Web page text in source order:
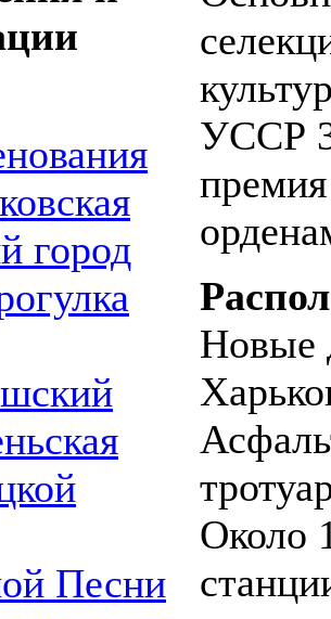
город
Песни
УССР
Новые
Около